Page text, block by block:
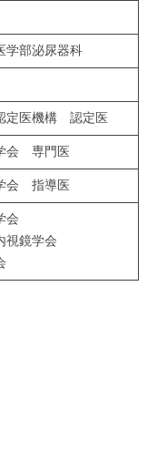
学部泌尿器科
定医機構 認定医
会 専門医
会 指導医
会
視鏡学会